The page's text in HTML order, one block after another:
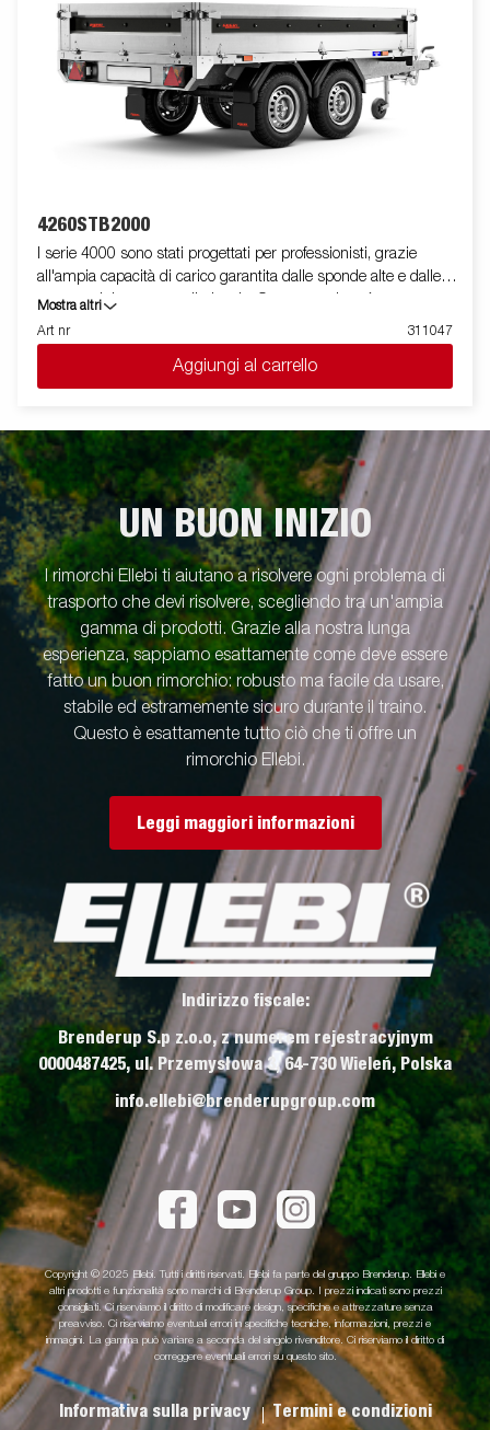
opzionali.
4260STB2000
I serie 4000 sono stati progettati per professionisti, grazie
all'ampia capacità di carico garantita dalle sponde alte e dalle
ruote posizionate sotto il pianale. Questa versione è
equipaggiata con sponde in acciaio e doppio asse, presenta un
profilo in acciaio rinforzato posto attorno al pianale utile a
carico. I punti di fissaggio posizionati sul profilo in acciaio,
sono presenti tutte le sponde apribili e rimovibili facilmente. E'
disponibile una vasta gamma di accessori. Le immagini sono
solo a scopo illustrativo e potrebbero mostrare attrezzature
opzionali.
Mostra altri
Art nr
311047
Aggiungi al carrello
UN BUON INIZIO
I rimorchi Ellebi ti aiutano a risolvere ogni problema di
trasporto che devi risolvere, scegliendo tra un'ampia
gamma di prodotti. Grazie alla nostra lunga
esperienza, sappiamo esattamente come deve essere
fatto un buon rimorchio: robusto ma facile da usare,
stabile ed estramemente sicuro durante il traino.
Questo è esattamente tutto ciò che ti offre un
rimorchio Ellebi.
Leggi maggiori informazioni
Indirizzo fiscale:
Brenderup S.p z.o.o, z numerem rejestracyjnym
0000487425, ul. Przemysłowa 3, 64-730 Wieleń, Polska
info.ellebi@brenderupgroup.com
Copyright © 2025 Ellebi. Tutti i diritti riservati. Ellebi fa parte del gruppo Brenderup. Ellebi e
altri prodotti e funzionalità sono marchi di Brenderup Group. I prezzi indicati sono prezzi
consigliati. Ci riserviamo il diritto di modificare design, specifiche e attrezzature senza
preavviso. Ci riserviamo eventuali errori in specifiche tecniche, informazioni, prezzi e
immagini. La gamma può variare a seconda del singolo rivenditore. Ci riserviamo il diritto di
correggere eventuali errori su questo sito.
Informativa sulla privacy
Termini e condizioni